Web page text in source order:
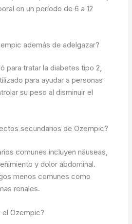
en un período de 6 a 12
además de adelgazar?
para tratar la diabetes tipo 2,
para ayudar a personas
su peso al disminuir el
secundarios de Ozempic?
comunes incluyen náuseas,
y dolor abdominal.
menos comunes como
renales.
el Ozempic?